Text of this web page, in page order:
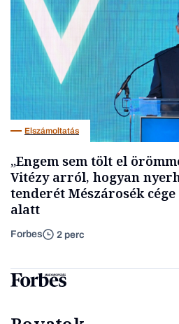
Elszámoltatás
„Engem sem tölt el
Vitézy arról, hogyan
tenderét Mészárosék
alatt
Forbes 2 perc